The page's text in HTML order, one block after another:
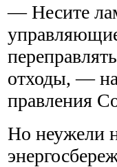
— Несите
отходы, —
правления
Но неужели